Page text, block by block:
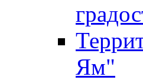
Ям"